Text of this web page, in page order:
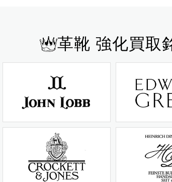
革靴 強化買取